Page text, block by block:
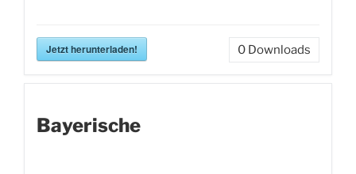
Jetzt herunterladen! 0 Downloads
Bayerische